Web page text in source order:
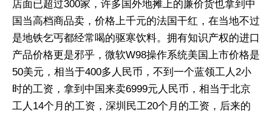
店面已超过300家，许多国外地摊上的廉价货也拿到中
国当高档商品卖，价格上千元的法国干红，在当地不过
是地铁乞丐都经常喝的驱寒饮料。拥有知识产权的进口
产品价格更是邪乎，微软W98操作系统美国上市价格是
50美元，相当于400多人民币，不到一个蓝领工人2小
时的工资，拿到中国来卖6999元人民币，相当于北京
工人14个月的工资，深圳民工20个月的工资，后来的